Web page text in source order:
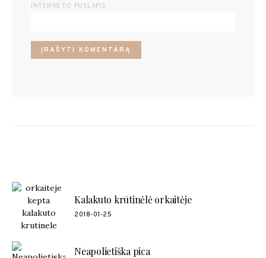
INTERNETO PUSLAPIS
Kalakuto krūtinėlė orkaitėje
2018-01-25
Neapolietiška pica